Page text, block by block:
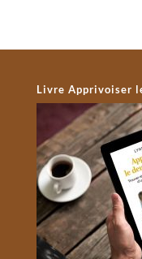
Livre Apprivoiser